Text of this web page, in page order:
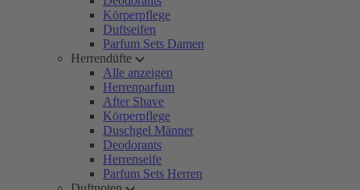
Körperpflege
Duftseifen
Parfum Sets Damen
Herrendüfte
Alle anzeigen
Herrenparfum
After Shave
Körperpflege
Duschgel Männer
Deodorants
Herrenseife
Parfum Sets Herren